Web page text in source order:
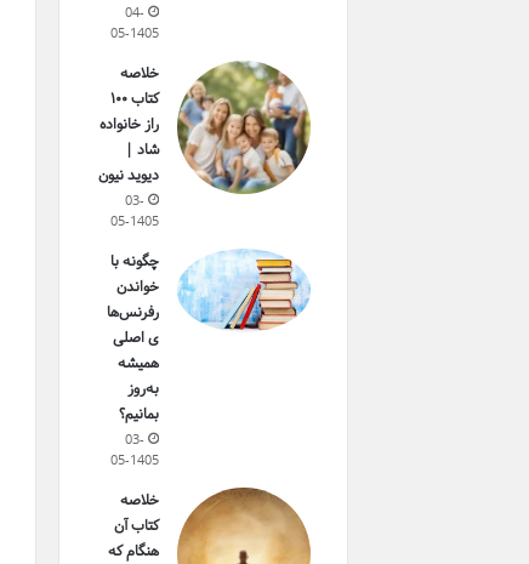
04-
05-1405
خلاصه
کتاب ۱۰۰
راز خانواده
شاد |
دیوید نیون
03-
05-1405
چگونه با
خواندن
رفرنس‌ها
ی اصلی
همیشه
به‌روز
بمانیم؟
03-
05-1405
خلاصه
کتاب آن
هنگام که